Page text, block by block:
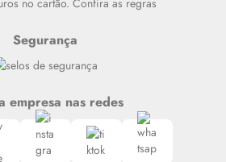
no cartão. Confira as regras
Segurança
empresa nas redes